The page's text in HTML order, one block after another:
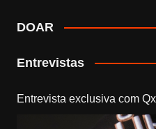
DOAR
Entrevistas
Entrevista exclusiva com